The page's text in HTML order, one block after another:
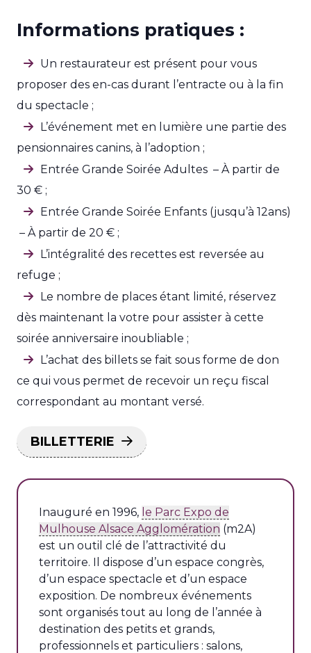
Informations pratiques :
Un restaurateur est présent pour vous
proposer des en-cas durant l’entracte ou à la fin
du spectacle ;
L’événement met en lumière une partie des
pensionnaires canins, à l’adoption ;
Entrée Grande Soirée Adultes – À partir de
30 € ;
Entrée Grande Soirée Enfants (jusqu’à 12ans)
– À partir de 20 € ;
L’intégralité des recettes est reversée au
refuge ;
Le nombre de places étant limité, réservez
dès maintenant la votre pour assister à cette
soirée anniversaire inoubliable ;
L’achat des billets se fait sous forme de don
ce qui vous permet de recevoir un reçu fiscal
correspondant au montant versé.
BILLETTERIE
Inauguré en 1996, le Parc Expo de
Mulhouse Alsace Agglomération (m2A)
est un outil clé de l’attractivité du
territoire. Il dispose d’un espace congrès,
d’un espace spectacle et d’un espace
exposition. De nombreux événements
sont organisés tout au long de l’année à
destination des petits et grands,
professionnels et particuliers : salons,